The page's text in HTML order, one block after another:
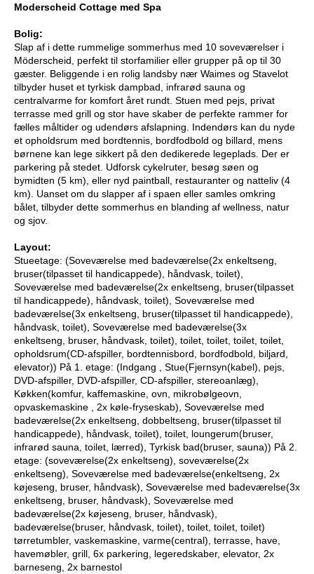
Moderscheid Cottage med Spa
Bolig:
Slap af i dette rummelige sommerhus med 10 soveværelser i
Möderscheid, perfekt til storfamilier eller grupper på op til 30
gæster. Beliggende i en rolig landsby nær Waimes og Stavelot
tilbyder huset et tyrkisk dampbad, infrarød sauna og
centralvarme for komfort året rundt. Stuen med pejs, privat
terrasse med grill og stor have skaber de perfekte rammer for
fælles måltider og udendørs afslapning. Indendørs kan du nyde
et opholdsrum med bordtennis, bordfodbold og billard, mens
børnene kan lege sikkert på den dedikerede legeplads. Der er
parkering på stedet. Udforsk cykelruter, besøg søen og
bymidten (5 km), eller nyd paintball, restauranter og natteliv (4
km). Uanset om du slapper af i spaen eller samles omkring
bålet, tilbyder dette sommerhus en blanding af wellness, natur
og sjov.
Layout:
Stueetage: (Soveværelse med badeværelse(2x enkeltseng,
bruser(tilpasset til handicappede), håndvask, toilet),
Soveværelse med badeværelse(2x enkeltseng, bruser(tilpasset
til handicappede), håndvask, toilet), Soveværelse med
badeværelse(3x enkeltseng, bruser(tilpasset til handicappede),
håndvask, toilet), Soveværelse med badeværelse(3x
enkeltseng, bruser, håndvask, toilet), toilet, toilet, toilet, toilet,
opholdsrum(CD-afspiller, bordtennisbord, bordfodbold, biljard,
elevator)) På 1. etage: (Indgang , Stue(Fjernsyn(kabel), pejs,
DVD-afspiller, DVD-afspiller, CD-afspiller, stereoanlæg),
Køkken(komfur, kaffemaskine, ovn, mikrobølgeovn,
opvaskemaskine , 2x køle-fryseskab), Soveværelse med
badeværelse(2x enkeltseng, dobbeltseng, bruser(tilpasset til
handicappede), håndvask, toilet), toilet, loungerum(bruser,
infrarød sauna, toilet, lærred), Tyrkisk bad(bruser, sauna)) På 2.
etage: (soveværelse(2x enkeltseng), soveværelse(2x
enkeltseng), Soveværelse med badeværelse(enkeltseng, 2x
køjeseng, bruser, håndvask), Soveværelse med badeværelse(3x
enkeltseng, bruser, håndvask), Soveværelse med
badeværelse(2x køjeseng, bruser, håndvask),
badeværelse(bruser, håndvask, toilet), toilet, toilet, toilet)
tørretumbler, vaskemaskine, varme(central), terrasse, have,
havemøbler, grill, 6x parkering, legeredskaber, elevator, 2x
barneseng, 2x barnestol